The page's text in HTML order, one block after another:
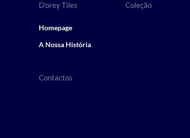
D'orey Tiles
Homepage
A Nossa História
Coleção
Contactos